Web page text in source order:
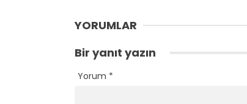
YORUMLAR
Bir yanıt yazın
Yorum *